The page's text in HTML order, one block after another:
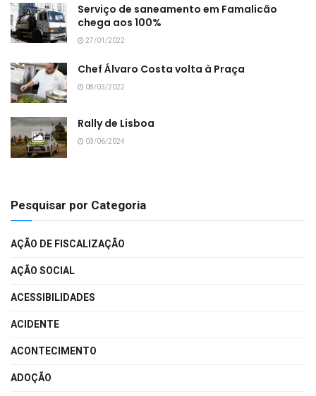
Serviço de saneamento em Famalicão
chega aos 100%
27/01/2022
Chef Álvaro Costa volta à Praça
08/03/2022
Rally de Lisboa
03/06/2024
Pesquisar por Categoria
AÇÃO DE FISCALIZAÇÃO
AÇÃO SOCIAL
ACESSIBILIDADES
ACIDENTE
ACONTECIMENTO
ADOÇÃO